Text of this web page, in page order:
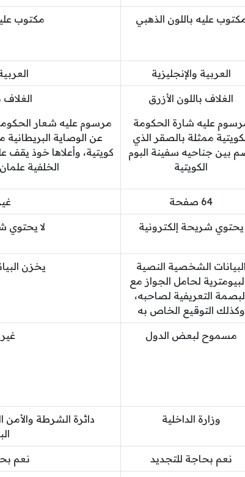
عليه باللون الذهبي مكتوب
العربية والإنجليزية
الغلاف باللون الأزرق
عليه شارة الحكومة
ممثلة بالصقر الذي
بين جناحيه سفينة البوم
الكويتية
الغلاف
مرسوم عليه شعار
عن الوصاية
كويتية، وأعلاها خوذ
الخلفية
64 صفحة
يحتوي شريحة إلكترونية لا يحتوي
البيانات الشخصية النصية
لحامل الجواز مع
التعريفية لصاحبه،
وكذلك التوقيع الخاص به
يخزن
مسموح لبعض الدول
وزارة الداخلية
دائرة الشرطة والأمن
نعم بحاجة للتجديد نعم